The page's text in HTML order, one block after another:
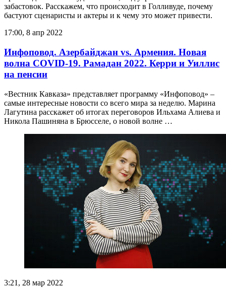
забастовок. Расскажем, что происходит в Голливуде, почему
бастуют сценаристы и актеры и к чему это может привести.
17:00, 8 апр 2022
Инфоповод. Азербайджан vs. Армения. Новая
волна COVID-19. Рамадан 2022. Керри и Уиллис
на пенсии
«Вестник Кавказа» представляет программу «Инфоповод» –
самые интересные новости со всего мира за неделю. Марина
Лагутина расскажет об итогах переговоров Ильхама Алиева и
Никола Пашиняна в Брюсселе, о новой волне …
3:21, 28 мар 2022